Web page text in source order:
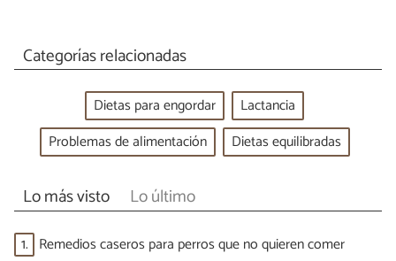
Categorías relacionadas
Dietas para engordar
Lactancia
Problemas de alimentación
Dietas equilibradas
Lo más visto Lo último
1. Remedios caseros para perros que no quieren comer